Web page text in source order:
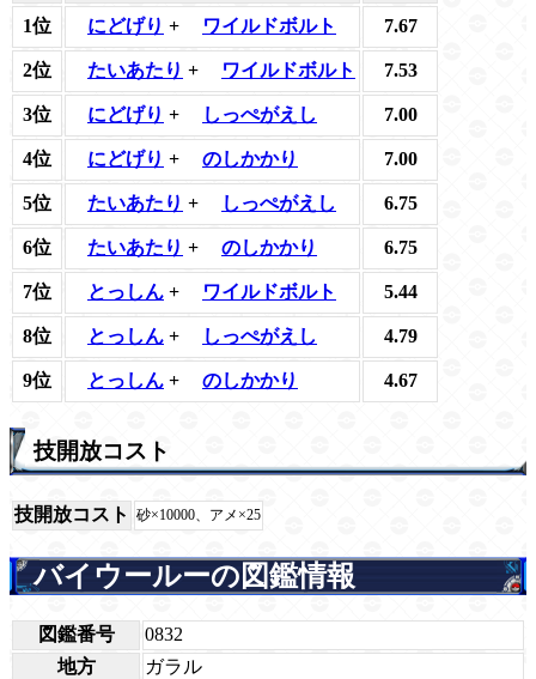
1位
にどげり + ワイルドボルト 7.67
2位 たいあたり + ワイルドボルト 7.53
3位 にどげり + しっぺがえし 7.00
4位 にどげり + のしかかり 7.00
5位 たいあたり + しっぺがえし 6.75
6位 たいあたり + のしかかり 6.75
7位 とっしん + ワイルドボルト 5.44
8位 とっしん + しっぺがえし 4.79
9位 とっしん + のしかかり 4.67
技開放コスト
技開放コスト 砂×10000、アメ×25
バイウールーの図鑑情報
図鑑番号
0832
地方
ガラル